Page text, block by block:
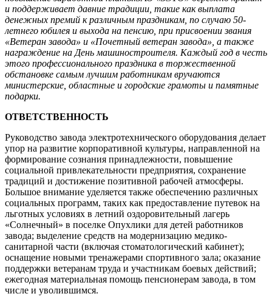
и поддерживает давние традиции, такие как выплата
денежных премий к различным праздникам, по случаю 50-
летнего юбилея и выхода на пенсию, при присвоении звания
«Ветеран завода» и «Почетный ветеран завода», а также
награждение на День машиностроителя. Каждый год в честь
этого профессионального праздника в торжественной
обстановке самым лучшим работникам вручаются
министерские, областные и городские грамоты и памятные
подарки.
ОТВЕТСТВЕННОСТЬ
Руководство завода электротехнического оборудования делает
упор на развитие корпоративной культуры, направленной на
формирование сознания принадлежности, повышение
социальной привлекательности предприятия, сохранение
традиций и достижение позитивной рабочей атмосферы.
Большое внимание уделяется также обеспечению различных
социальных программ, таких как предоставление путевок на
льготных условиях в летний оздоровительный лагерь
«Солнечный» в поселке Опухлики для детей работников
завода; выделение средств на модернизацию медико-
санитарной части (включая стоматологический кабинет);
оснащение новыми тренажерами спортивного зала; оказание
поддержки ветеранам труда и участникам боевых действий;
ежегодная материальная помощь пенсионерам завода, в том
числе и уволившимся.